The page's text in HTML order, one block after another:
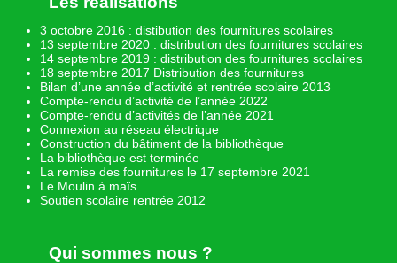
3 octobre 2016 : distibution des fournitures scolaires
13 septembre 2020 : distribution des fournitures scolaires
14 septembre 2019 : distribution des fournitures scolaires
18 septembre 2017 Distribution des fournitures
Bilan d’une année d’activité et rentrée scolaire 2013
Compte-rendu d’activité de l’année 2022
Compte-rendu d’activités de l’année 2021
Connexion au réseau électrique
Construction du bâtiment de la bibliothèque
La bibliothèque est terminée
La remise des fournitures le 17 septembre 2021
Le Moulin à maïs
Soutien scolaire rentrée 2012
Qui sommes nous ?